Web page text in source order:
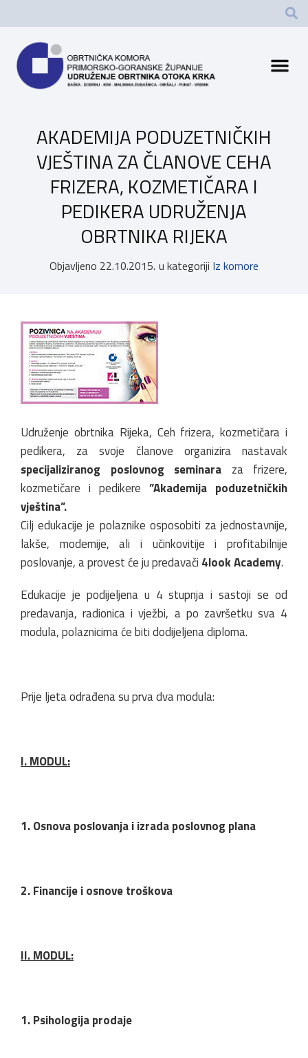
AKADEMIJA PODUZETNIČKIH
VJEŠTINA ZA ČLANOVE CEHA
FRIZERA, KOZMETIČARA I
PEDIKERA UDRUŽENJA
OBRTNIKA RIJEKA
Objavljeno 22.10.2015. u kategoriji Iz komore
Udruženje obrtnika Rijeka, Ceh frizera, kozmetičara i
pedikera, za svoje članove organizira nastavak
specijaliziranog poslovnog seminara za frizere,
kozmetičare i pedikere ”Akademija poduzetničkih
vještina”.
Cilj edukacije je polaznike osposobiti za jednostavnije,
lakše, modernije, ali i učinkovitije i profitabilnije
poslovanje, a provest će ju predavači 4look Academy.
Edukacije je podijeljena u 4 stupnja i sastoji se od
predavanja, radionica i vježbi, a po završetku sva 4
modula, polaznicima će biti dodijeljena diploma.
Prije ljeta odrađena su prva dva modula:
I. MODUL:
1. Osnova poslovanja i izrada poslovnog plana
2. Financije i osnove troškova
II. MODUL:
1. Psihologija prodaje